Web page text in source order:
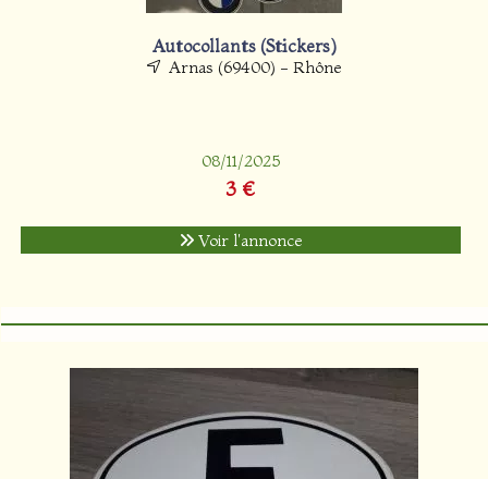
Autocollants (Stickers)
Arnas (69400) - Rhône
08/11/2025
3 €
Voir l'annonce